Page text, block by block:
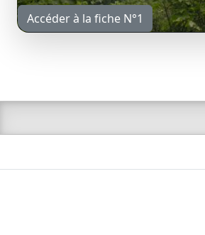
Accéder à la fiche N°1